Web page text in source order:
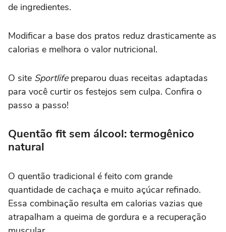
de ingredientes.
Modificar a base dos pratos reduz drasticamente as
calorias e melhora o valor nutricional.
O site Sportlifepreparou duas receitas adaptadas
para você curtir os festejos sem culpa. Confira o
passo a passo!
Quentão fit sem álcool: termogênico
natural
O quentão tradicional é feito com grande
quantidade de cachaça e muito açúcar refinado.
Essa combinação resulta em calorias vazias que
atrapalham a queima de gordura e a recuperação